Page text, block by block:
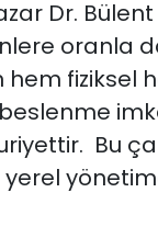
Dr. Bülent
oranla
fiziksel
Bu